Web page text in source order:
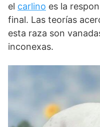
el carlino es la
final. Las teorías
esta raza son
inconexas.